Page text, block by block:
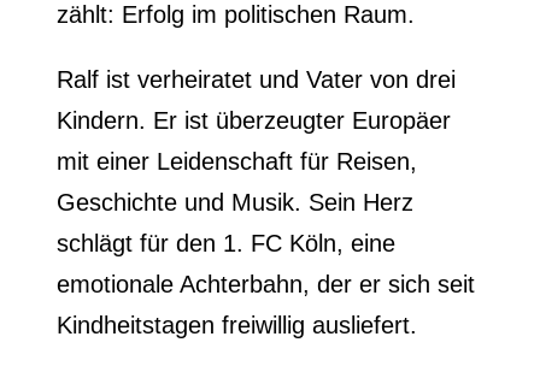
zählt: Erfolg im politischen Raum.
Ralf ist verheiratet und Vater von drei
Kindern. Er ist überzeugter Europäer
mit einer Leidenschaft für Reisen,
Geschichte und Musik. Sein Herz
schlägt für den 1. FC Köln, eine
emotionale Achterbahn, der er sich seit
Kindheitstagen freiwillig ausliefert.